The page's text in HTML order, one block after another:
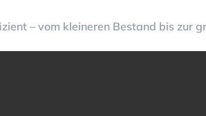
– vom kleineren Bestand bis zur